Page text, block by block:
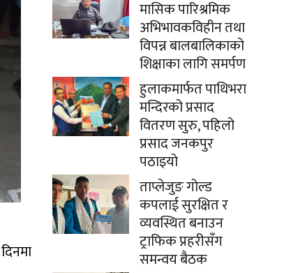
मासिक पारिश्रमिक
अभिभावकविहीन तथा
विपन्न बालबालिकाको
शिक्षाका लागि समर्पण
हुलाकमार्फत पाथिभरा
मन्दिरको प्रसाद
वितरण सुरु, पहिलो
प्रसाद जनकपुर
पठाइयो
ताप्लेजुङ गोल्ड
कपलाई सुरक्षित र
व्यवस्थित बनाउन
ट्राफिक प्रहरीसँग
समन्वय बैठक